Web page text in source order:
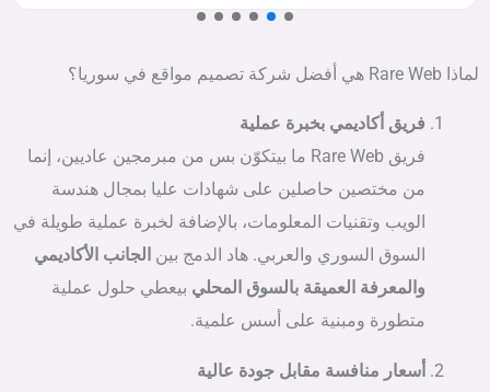
لماذا Rare Web هي أفضل شركة تصميم مواقع في سوريا؟
فريق أكاديمي بخبرة عملية
فريق Rare Web ما بيتكوّن بس من مبرمجين عاديين، إنما
من مختصين حاصلين على شهادات عليا بمجال هندسة
الويب وتقنيات المعلومات، بالإضافة لخبرة عملية طويلة في
السوق السوري والعربي. هاد الدمج بين الجانب الأكاديمي
والمعرفة العميقة بالسوق المحلي بيعطي حلول عملية
متطورة ومبنية على أسس علمية.
أسعار منافسة مقابل جودة عالية